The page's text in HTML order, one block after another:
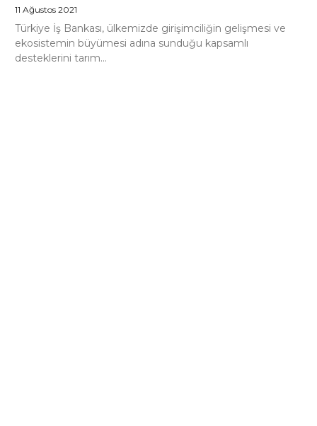
11 Ağustos 2021
Türkiye İş Bankası, ülkemizde girişimciliğin gelişmesi ve
ekosistemin büyümesi adına sunduğu kapsamlı
desteklerini tarım...